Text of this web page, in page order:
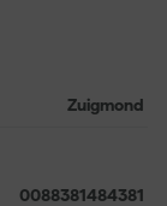
en past op
deze
Een handige
Zuigmond
0088381484381